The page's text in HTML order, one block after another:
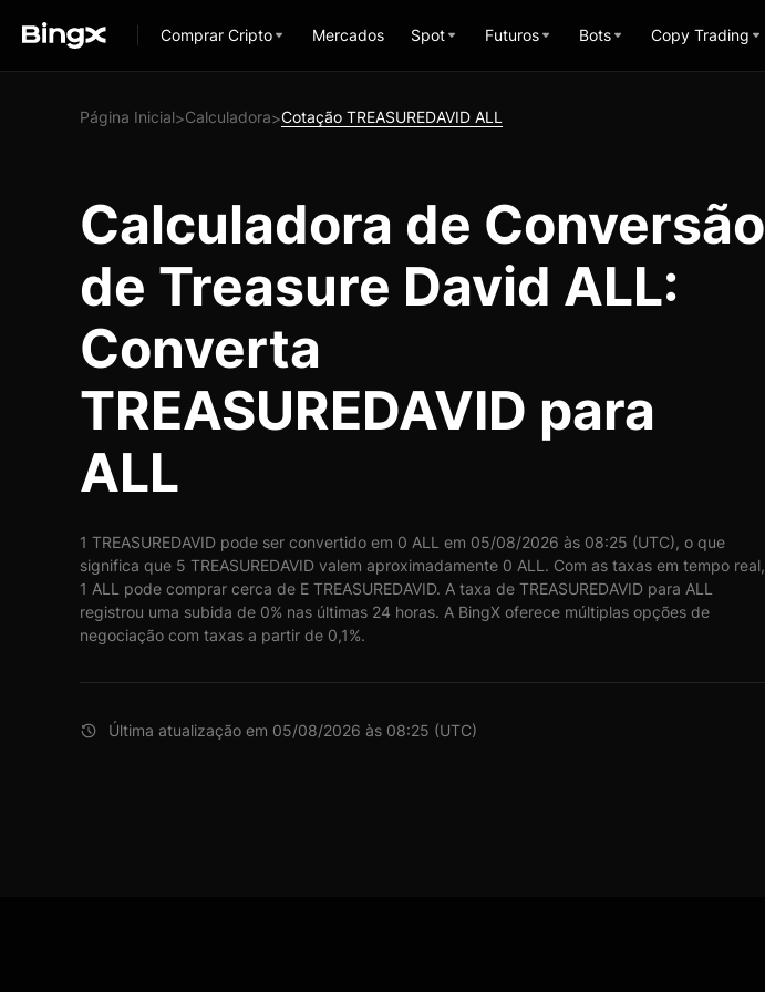
Comprar Cripto Mercados Spot Futuros Bots Copy Trading
Página Inicial>Calculadora>Cotação TREASUREDAVID ALL
Calculadora de Conversão
de Treasure David ALL:
Converta
TREASUREDAVID para
ALL
1 TREASUREDAVID pode ser convertido em 0 ALL em 05/08/2026 às 08:25 (UTC), o que
significa que 5 TREASUREDAVID valem aproximadamente 0 ALL. Com as taxas em tempo real,
1 ALL pode comprar cerca de E TREASUREDAVID. A taxa de TREASUREDAVID para ALL
registrou uma subida de 0% nas últimas 24 horas. A BingX oferece múltiplas opções de
negociação com taxas a partir de 0,1%.
Última atualização em 05/08/2026 às 08:25 (UTC)